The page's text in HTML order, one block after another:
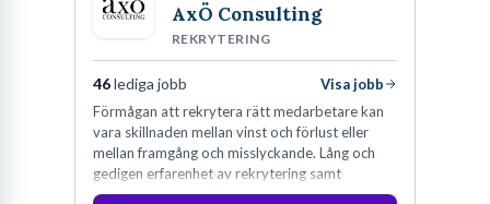
AxÖ Consulting
REKRYTERING
46lediga jobb
Visa jobb
Förmågan att rekrytera rätt medarbetare kan
vara skillnaden mellan vinst och förlust eller
mellan framgång och misslyckande. Lång och
gedigen erfarenhet av rekrytering samt
konsultverksamhet har lärt oss just det.